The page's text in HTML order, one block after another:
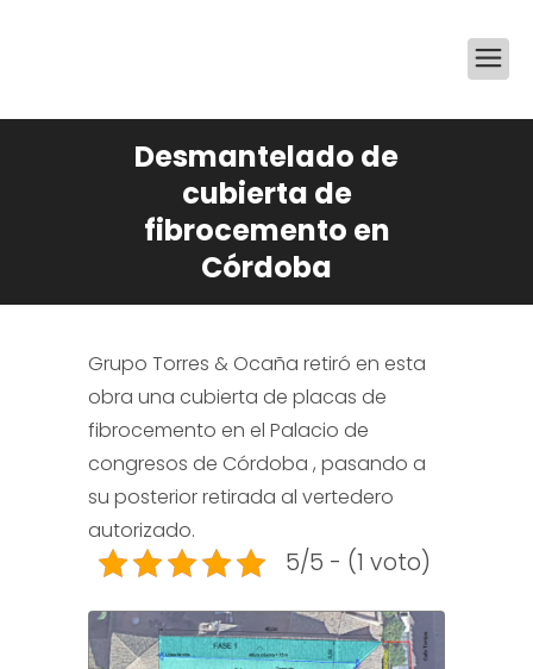
Desmantelado de
cubierta de
fibrocemento en
Córdoba
Grupo Torres & Ocaña retiró en esta
obra una cubierta de placas de
fibrocemento en el Palacio de
congresos de Córdoba , pasando a
su posterior retirada al vertedero
autorizado.
5/5 - (1 voto)